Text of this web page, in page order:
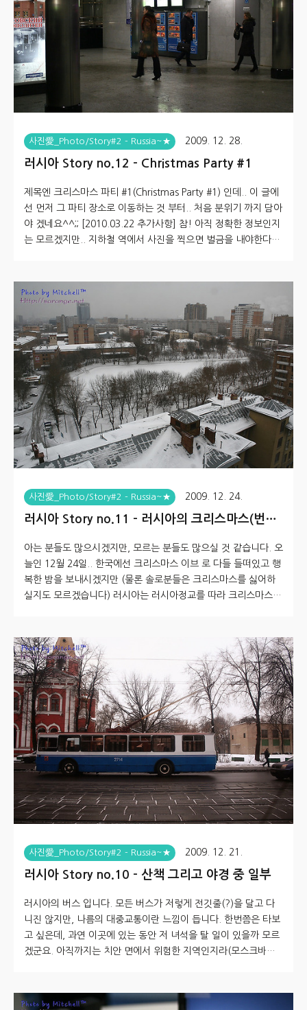
담은 것입..
사진愛_Photo/Story#2 - Russia~★ 2009. 12. 28.
러시아 Story no.12 - Christmas Party #1
제목엔 크리스마스 파티 #1(Christmas Party #1) 인데.. 이 글에
선 먼저 그 파티 장소로 이동하는 것 부터.. 처음 분위기 까지 담아
야 겠네요^^;; [2010.03.22 추가사항] 참! 아직 정확한 정보인지
는 모르겠지만.. 지하철 역에서 사진을 찍으면 벌금을 내야한다고
스마스(Christmas) 이지만, 러시아는 평일입니다. 이날 업무를 마
친 후 송년파티(the year-end party?) 가 있었습니다. Traffic ja
m (교통혼잡) 과 술자리 인 이유로.. 대부분의 직원이 대중교통을
이용합니다. 모스크바의 지하철(Metro)을 처음으로 경험하게 되
었..
사진愛_Photo/Story#2 - Russia~★ 2009. 12. 24.
러시아 Story no.11 - 러시아의 크리스마스(번외
아는 분들도 많으시겠지만, 모르는 분들도 많으실 것 같습니다. 오
늘인 12월 24일.. 한국에선 크리스마스 이브 로 다들 들떠있고 행
복한 밤을 보내시겠지만 (물론 솔로분들은 크리스마스를 싫어하
실지도 모르겠습니다) 러시아는 러시아정교를 따라 크리스마스가
이 없으며, 내일인 12월 25일도 평일에 불과합니다. 출근해서 열
심히 일해야 하는 그저 주중의 하루에 불과한 것이죠^^ 오늘(12/
24) 출근해서 일을 하는데, 크리스마스 인가사 쪽지와 메신져로
옵니다~ 일일이 이 부분에 대한 설명을 해드리며 현재의 상황과...
처지...OTL 를 말씀드렸네요. 제목에 번외편... 이란 얘길..
사진愛_Photo/Story#2 - Russia~★ 2009. 12. 21.
러시아 Story no.10 - 산책 그리고 야경 중 일부
러시아의 버스 입니다. 모든 버스가 저렇게 전깃줄(?)을 달고 다
니진 않지만, 나름의 대중교통이란 느낌이 듭니다. 한번쯤은 타보
고 싶은데, 과연 이곳에 있는 동안 저 녀석을 탈 일이 있을까 모르
겠군요. 아직까지는 치안 면에서 위험한 지역인지라(모스크바라
버스네요. 다른 점이라면 역시나 전깃줄(?) 을 달고 있습니다. 숙